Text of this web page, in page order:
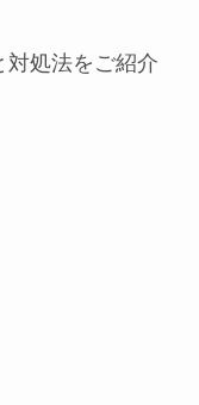
対処法をご紹介